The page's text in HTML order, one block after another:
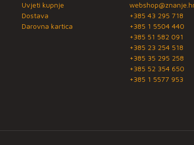
Uvjeti kupnje
Dostava
Darovna kartica
+385 43 295 718
+385 1 5504 440
+385 51 582 091
+385 23 254 518
+385 35 295 258
+385 52 354 650
+385 1 5577 953